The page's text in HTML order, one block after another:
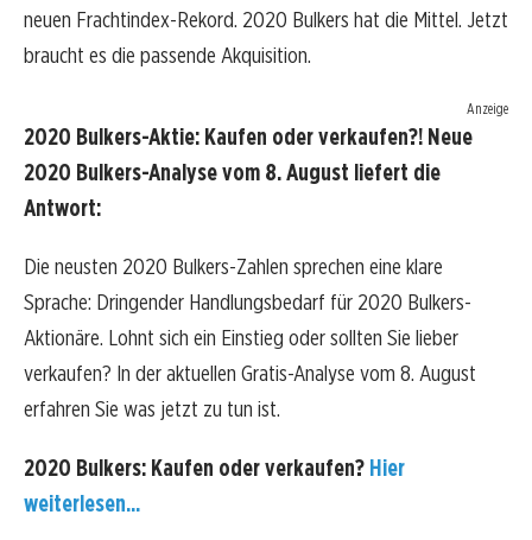
neuen Frachtindex-Rekord. 2020 Bulkers hat die Mittel. Jetzt
braucht es die passende Akquisition.
Anzeige
2020 Bulkers-Aktie: Kaufen oder verkaufen?! Neue
2020 Bulkers-Analyse vom 8. August liefert die
Antwort:
Die neusten 2020 Bulkers-Zahlen sprechen eine klare
Sprache: Dringender Handlungsbedarf für 2020 Bulkers-
Aktionäre. Lohnt sich ein Einstieg oder sollten Sie lieber
verkaufen? In der aktuellen Gratis-Analyse vom 8. August
erfahren Sie was jetzt zu tun ist.
2020 Bulkers: Kaufen oder verkaufen? Hier
weiterlesen...